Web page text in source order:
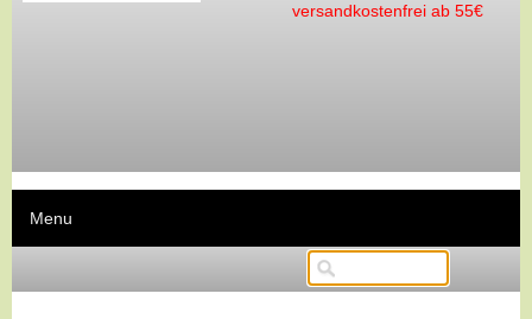
versandkostenfrei ab 55€
Menu